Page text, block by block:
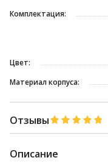
Комплектация:
Цвет:
Материал корпуса:
Отзывы
Описание